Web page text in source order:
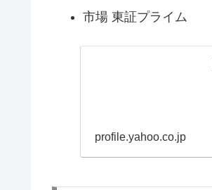
市場 東証プライム
profile.yahoo.co.jp